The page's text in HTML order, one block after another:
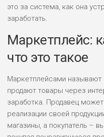
это за система, как она
заработать.
Маркетплейс:
что это такое
Маркетплейсами
продают товары через
заработка. Продавец
реализации своей
магазины, а покупатель –